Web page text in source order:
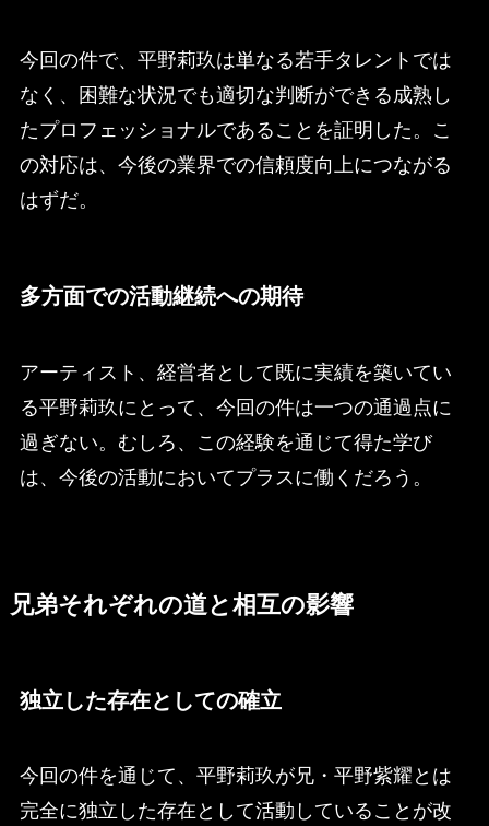
今回の件で、平野莉玖は単なる若手タレントでは
なく、困難な状況でも適切な判断ができる成熟し
たプロフェッショナルであることを証明した。こ
の対応は、今後の業界での信頼度向上につながる
はずだ。
多方面での活動継続への期待
アーティスト、経営者として既に実績を築いてい
る平野莉玖にとって、今回の件は一つの通過点に
過ぎない。むしろ、この経験を通じて得た学び
は、今後の活動においてプラスに働くだろう。
兄弟それぞれの道と相互の影響
独立した存在としての確立
今回の件を通じて、平野莉玖が兄・平野紫耀とは
完全に独立した存在として活動していることが改